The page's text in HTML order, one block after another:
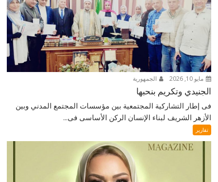
مايو 10, 2026 الجمهورية
الجنيدي وتكريم بنحبها
فى إطار التشاركية المجتمعية بين مؤسسات المجتمع المدني وبين
الأزهر الشريف لبناء الإنسان الركن الأساسى فى...
تقارير